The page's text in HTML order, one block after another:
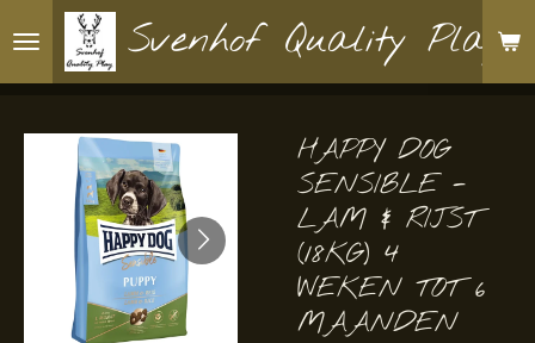
direct
naar
hoofdinhoud
Svenhof Quality Play
HAPPY DOG
SENSIBLE -
LAM & RIJST
(18KG) 4
WEKEN TOT 6
MAANDEN